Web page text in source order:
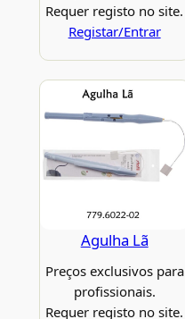
Requer registo no site.
Registar/Entrar
Agulha Lã
Preços exclusivos para
profissionais.
Requer registo no site.